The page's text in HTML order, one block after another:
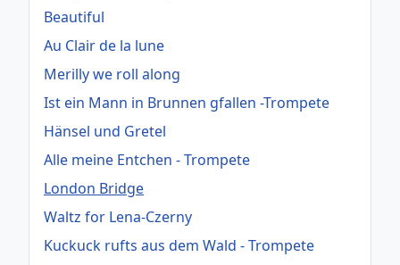
Beautiful
Au Clair de la lune
Merilly we roll along
Ist ein Mann in Brunnen gfallen -Trompete
Hänsel und Gretel
Alle meine Entchen - Trompete
London Bridge
Waltz for Lena-Czerny
Kuckuck rufts aus dem Wald - Trompete